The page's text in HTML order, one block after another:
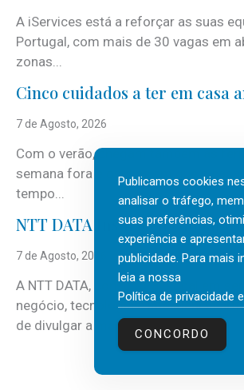
A iServices está a reforçar as suas
Portugal, com mais de 30 vagas em
zonas...
Cinco cuidados a ter em casa
7 de Agosto, 2026
Com o verão, chegam também as
semana fora e os dias em que a casa
tempo...
NTT DATA Insurtech Global
7 de Agosto, 2026
A NTT DATA, consultora global em
negócio, tecnologia e inteligência
de divulgar a mais recente...
Publicamos cookies
analisar o tráfego,
suas preferências,
experiência e
publicidade. Para mais
leia a nossa
Política de privacidade
CONCORDO